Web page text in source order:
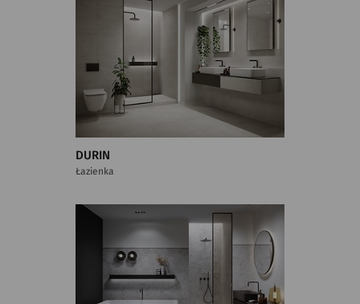
DURIN
Łazienka